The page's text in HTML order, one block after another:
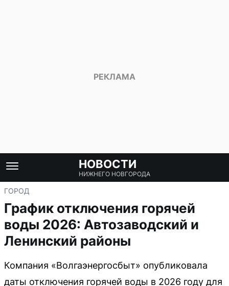
НОВОСТИ
НИЖНЕГО НОВГОРОДА
ГОРОД
График отключения горячей
воды 2026: Автозаводский и
Ленинский районы
Компания «Волгаэнергосбыт» опубликовала
даты отключения горячей воды в 2026 году для